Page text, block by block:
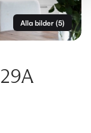
Alla bilder (5)